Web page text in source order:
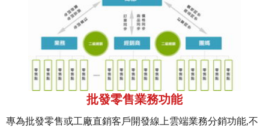
批發零售業務功能
專為批發零售或工廠直銷客戶開發線上雲端業務分銷功能,不